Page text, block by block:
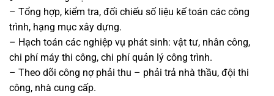
– Tổng hợp, kiểm tra, đối chiếu số liệu kế toán các công
trình, hạng mục xây dựng.
– Hạch toán các nghiệp vụ phát sinh: vật tư, nhân công,
chi phí máy thi công, chi phí quản lý công trình.
– Theo dõi công nợ phải thu – phải trả nhà thầu, đội thi
công, nhà cung cấp.